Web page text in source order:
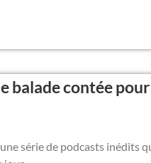
balade contée pour
série de podcasts inédits